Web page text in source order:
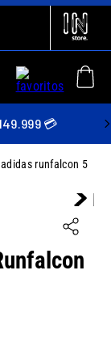
💳
runfalcon 5